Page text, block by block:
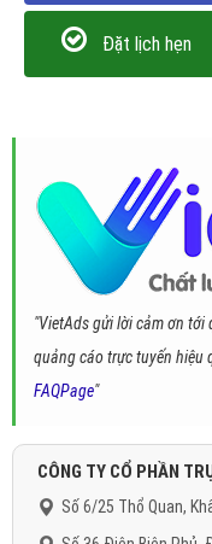
Đặt lịch hẹn
"VietAds gửi lời cảm ơn
quảng cáo trực tuyến hiệu
FAQPage"
CÔNG TY CỔ PHẦN
Số 6/25 Thổ Quan,